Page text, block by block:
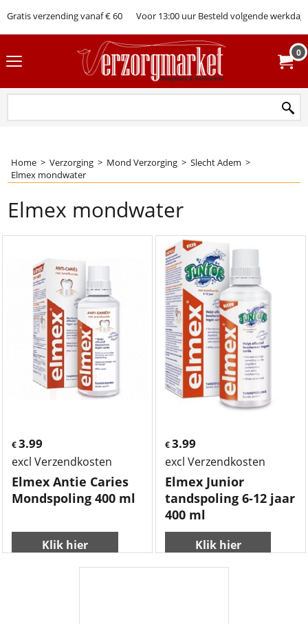
Gratis verzending vanaf € 60 Voor 13:00 uur Besteld volgende werkdag
0
Home > Verzorging > Mond Verzorging > Slecht Adem >
Elmex mondwater
Elmex mondwater
€ 3.99
excl Verzendkosten
Elmex Antie Caries
Mondspoling 400 ml
Klik hier
€3.99
excl Verzendkosten
Elmex Junior
tandspoling 6-12 jaar
400 ml
Klik hier